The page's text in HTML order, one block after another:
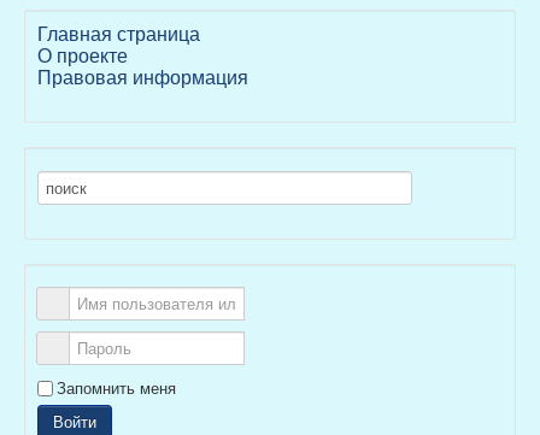
Главная страница
О проекте
Правовая информация
Запомнить меня
Войти